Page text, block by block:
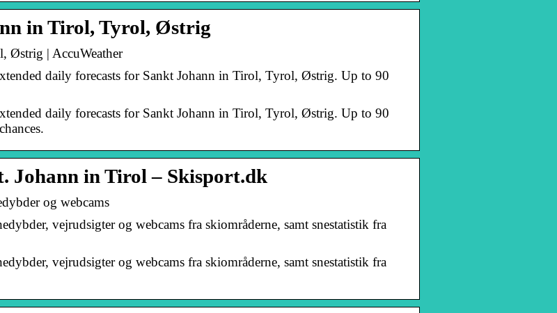
in Tirol, Tyrol, Østrig
Østrig | AccuWeather
daily forecasts for Sankt Johann in Tirol, Tyrol, Østrig. Up to 90
daily forecasts for Sankt Johann in Tirol, Tyrol, Østrig. Up to 90
Johann in Tirol – Skisport.dk
og webcams
vejrudsigter og webcams fra skiområderne, samt snestatistik fra
vejrudsigter og webcams fra skiområderne, samt snestatistik fra